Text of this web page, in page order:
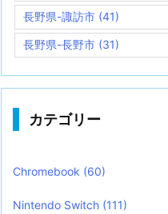
長野県-諏訪市 (41)
長野県-長野市 (31)
カテゴリー
Chromebook (60)
Nintendo Switch (111)